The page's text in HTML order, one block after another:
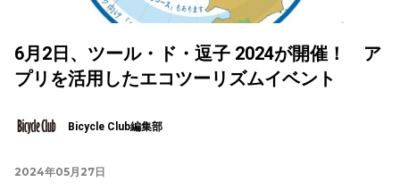
6月2日、ツール・ド・逗子 2024が開催！ ア
プリを活用したエコツーリズムイベント
Bicycle Club編集部
2024年05月27日